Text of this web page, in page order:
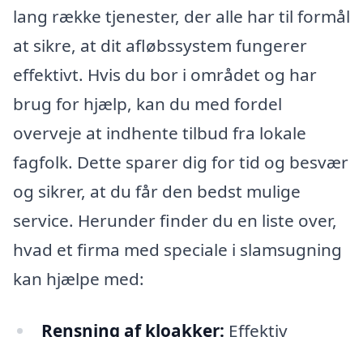
lang række tjenester, der alle har til formål
at sikre, at dit afløbssystem fungerer
effektivt. Hvis du bor i området og har
brug for hjælp, kan du med fordel
overveje at indhente tilbud fra lokale
fagfolk. Dette sparer dig for tid og besvær
og sikrer, at du får den bedst mulige
service. Herunder finder du en liste over,
hvad et firma med speciale i slamsugning
kan hjælpe med:
Rensning af kloakker: Effektiv